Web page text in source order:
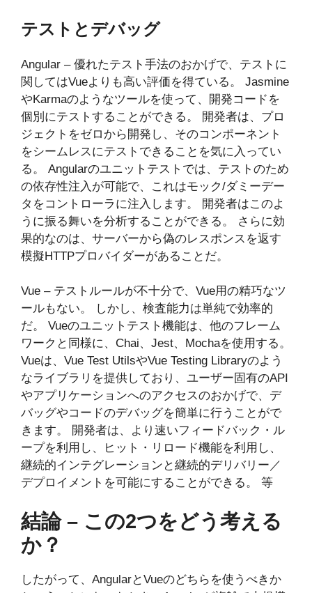
テストとデバッグ
Angular – 優れたテスト手法のおかげで、テストに
関してはVueよりも高い評価を得ている。 Jasmine
やKarmaのようなツールを使って、開発コードを
個別にテストすることができる。 開発者は、プロ
ジェクトをゼロから開発し、そのコンポーネント
をシームレスにテストできることを気に入ってい
る。 Angularのユニットテストでは、テストのため
の依存性注入が可能で、これはモック/ダミーデー
タをコントローラに注入します。 開発者はこのよ
うに振る舞いを分析することができる。 さらに効
果的なのは、サーバーから偽のレスポンスを返す
模擬HTTPプロバイダーがあることだ。
Vue – テストルールが不十分で、Vue用の精巧なツ
ールもない。 しかし、検査能力は単純で効率的
だ。 Vueのユニットテスト機能は、他のフレーム
ワークと同様に、Chai、Jest、Mochaを使用する。
Vueは、Vue Test UtilsやVue Testing Libraryのよう
なライブラリを提供しており、ユーザー固有のAPI
やアプリケーションへのアクセスのおかげで、デ
バッグやコードのデバッグを簡単に行うことがで
きます。 開発者は、より速いフィードバック・ル
ープを利用し、ヒット・リロード機能を利用し、
継続的インテグレーションと継続的デリバリー／
デプロイメントを可能にすることができる。 等
結論 – この2つをどう考える
か？
したがって、AngularとVueのどちらを使うべきか